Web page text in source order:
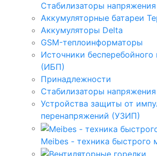
Стабилизаторы
Аккумуляторные батареи
Аккумуляторы Delta
GSM-теплоинформаторы
Источники бесперебойного
(ИБП)
Принадлежности
Стабилизаторы напряжения
Устройства защиты от
перенапряжений (УЗИП)
Meibes - техника быстрого